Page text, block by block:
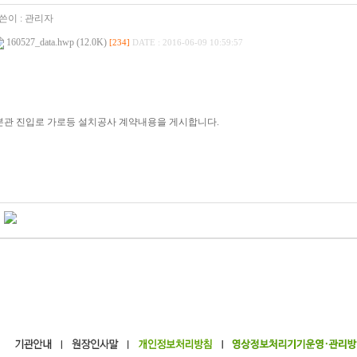
이 : 관리자
160527_data.hwp (12.0K) [234] DATE : 2016-06-09 10:59:57
관 진입로 가로등 설치공사 계약내용을 게시합니다.